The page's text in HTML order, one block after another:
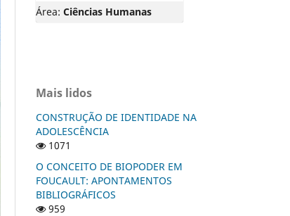
Área: Ciências Humanas
Mais lidos
CONSTRUÇÃO DE IDENTIDADE NA
ADOLESCÊNCIA
1071
O CONCEITO DE BIOPODER EM
FOUCAULT: APONTAMENTOS
BIBLIOGRÁFICOS
959